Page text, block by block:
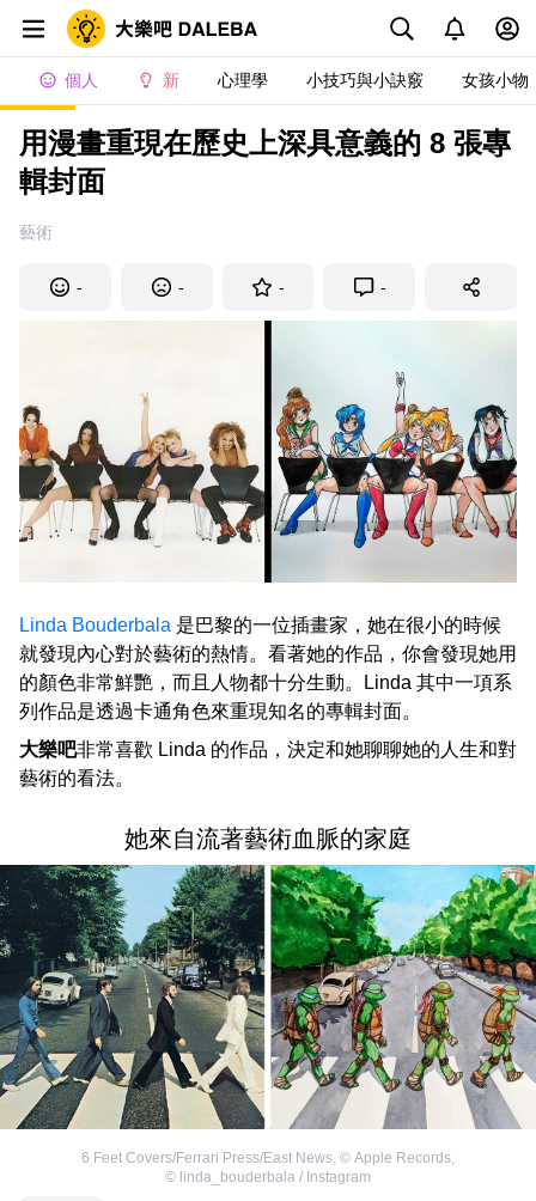
個人 新 心理學 小技巧與小訣竅 女孩小物
用漫畫重現在歷史上深具意義的 8 張專
輯封面
藝術
- - - -
Linda Bouderbala 是巴黎的一位插畫家，她在很小的時候
就發現內心對於藝術的熱情。看著她的作品，你會發現她用
的顏色非常鮮艷，而且人物都十分生動。Linda 其中一項系
列作品是透過卡通角色來重現知名的專輯封面。
大樂吧非常喜歡 Linda 的作品，決定和她聊聊她的人生和對
藝術的看法。
她來自流著藝術血脈的家庭
6 Feet Covers/Ferrari Press/East News, © Apple Records,
© linda_bouderbala / Instagram